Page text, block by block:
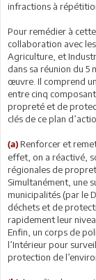
infractions à
Pour remédier à
collaboration avec
Agriculture, et
dans sa réunion du 5
œuvre. Il comprend
entre cinq
propreté et de
clés de ce plan
(a) Renforcer et
effet, on a réactivé,
régionales de
Simultanément, une
municipalités (par le
déchets et de
rapidement leur
Enfin, un corps de
l’Intérieur pour
protection de